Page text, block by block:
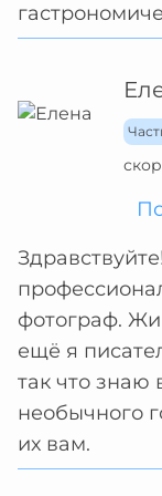
фотограф.
ещё я
так что знаю
необычного
их вам.